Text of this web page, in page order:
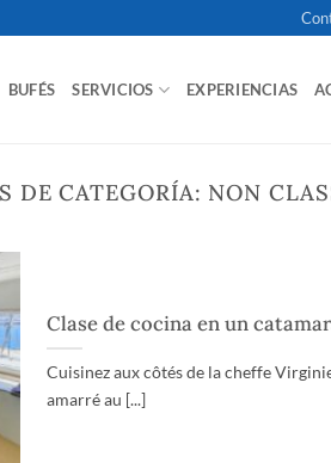
BUFÉS SERVICIOS EXPERIENCIAS
DE CATEGORÍA: NON
Clase de cocina en un
Cuisinez aux côtés de la cheffe
amarré au [...]